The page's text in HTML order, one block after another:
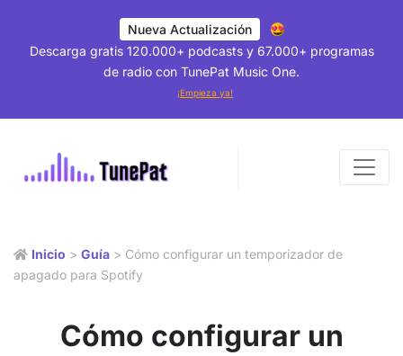
Nueva Actualización
Descarga gratis 120.000+ podcasts y 67.000+ programas
de radio con TunePat Music One.
¡Empieza ya!
Inicio > Guía > Cómo configurar un temporizador de
apagado para Spotify
Cómo configurar un